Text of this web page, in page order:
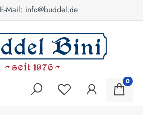
E-Mail: info@buddel.de
0